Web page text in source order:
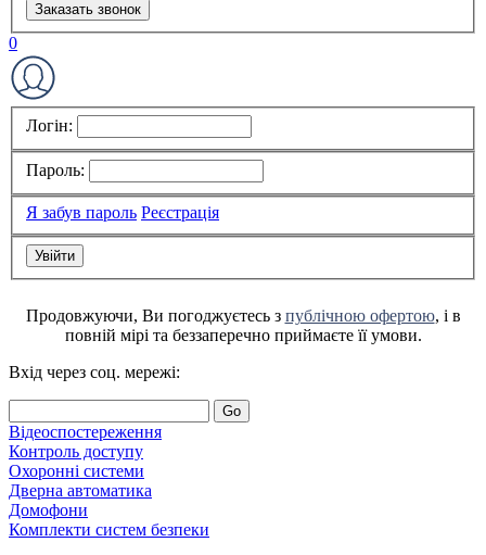
Заказать звонок
0
Логін:
Пароль:
Я забув пароль Реєстрація
Продовжуючи, Ви погоджуєтесь з публічною офертою, і в
повній мірі та беззаперечно приймаєте її умови.
Вхід через соц. мережі:
Go
Відеоспостереження
Контроль доступу
Охоронні системи
Дверна автоматика
Домофони
Комплекти систем безпеки